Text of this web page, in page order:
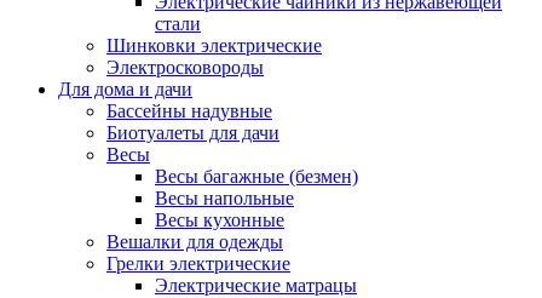
стали
Шинковки электрические
Электросковороды
Для дома и дачи
Бассейны надувные
Биотуалеты для дачи
Весы
Весы багажные (безмен)
Весы напольные
Весы кухонные
Вешалки для одежды
Грелки электрические
Электрические матрацы